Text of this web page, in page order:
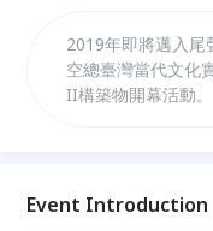
2019年即將邁入尾
空總臺灣當代文化
II構築物開幕活動。
Event Introduction